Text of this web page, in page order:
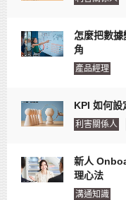
怎麼把數
角
產品經理
KPI 如何設
利害關係人
新人
理心法
溝通知識